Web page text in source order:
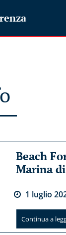
Beach
Marina
1 luglio
Continua a